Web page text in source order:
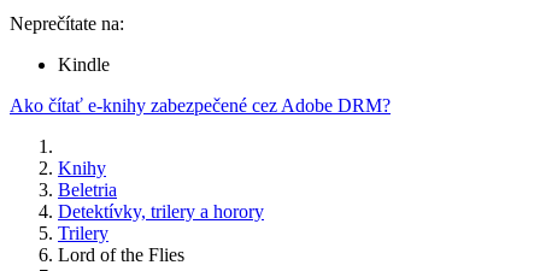
Neprečítate na:
Kindle
Ako čítať e-knihy zabezpečené cez Adobe DRM?
Knihy
Beletria
Detektívky, trilery a horory
Trilery
Lord of the Flies